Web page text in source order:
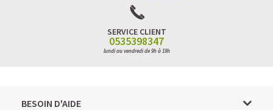
SERVICE CLIENT
0535398347
lundi au vendredi de 9h à 19h
BESOIN D'AIDE